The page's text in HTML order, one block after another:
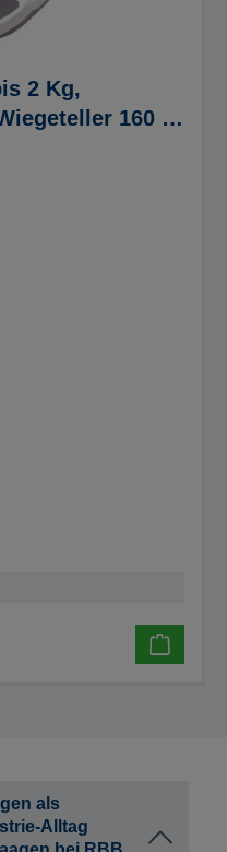
2 Kg,
160 x
als
Alltag